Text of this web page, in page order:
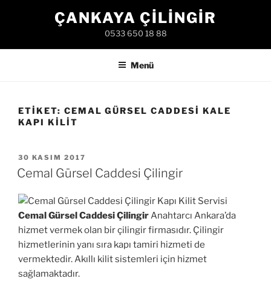
ÇANKAYA ÇILINGIR
0533 650 18 88
Menü
ETIKET: CEMAL GÜRSEL CADDESI KALE
KAPI KILIT
YAYIM
TARIHI
30 KASIM 2017
Cemal Gürsel Caddesi Çilingir
Cemal Gürsel Caddesi ÇilingirAnahtarcı Ankara’da
hizmet vermek olan bir çilingir firmasıdır. Çilingir
hizmetlerinin yanı sıra kapı tamiri hizmeti de
vermektedir. Akıllı kilit sistemleri için hizmet
sağlamaktadır.